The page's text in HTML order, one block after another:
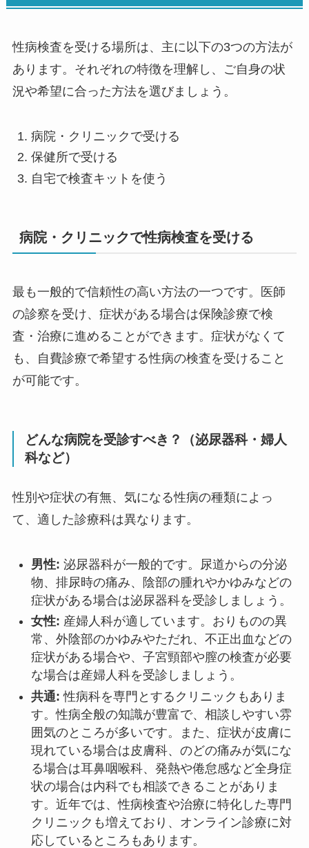
性病検査を受ける場所は、主に以下の3つの方法が
あります。それぞれの特徴を理解し、ご自身の状
況や希望に合った方法を選びましょう。
病院・クリニックで受ける
保健所で受ける
自宅で検査キットを使う
病院・クリニックで性病検査を受ける
最も一般的で信頼性の高い方法の一つです。医師
の診察を受け、症状がある場合は保険診療で検
査・治療に進めることができます。症状がなくて
も、自費診療で希望する性病の検査を受けること
が可能です。
どんな病院を受診すべき？（泌尿器科・婦人
科など）
性別や症状の有無、気になる性病の種類によっ
て、適した診療科は異なります。
男性: 泌尿器科が一般的です。尿道からの分泌
物、排尿時の痛み、陰部の腫れやかゆみなどの
症状がある場合は泌尿器科を受診しましょう。
女性: 産婦人科が適しています。おりものの異
常、外陰部のかゆみやただれ、不正出血などの
症状がある場合や、子宮頸部や膣の検査が必要
な場合は産婦人科を受診しましょう。
共通: 性病科を専門とするクリニックもありま
す。性病全般の知識が豊富で、相談しやすい雰
囲気のところが多いです。また、症状が皮膚に
現れている場合は皮膚科、のどの痛みが気にな
る場合は耳鼻咽喉科、発熱や倦怠感など全身症
状の場合は内科でも相談できることがありま
す。近年では、性病検査や治療に特化した専門
クリニックも増えており、オンライン診療に対
応しているところもあります。